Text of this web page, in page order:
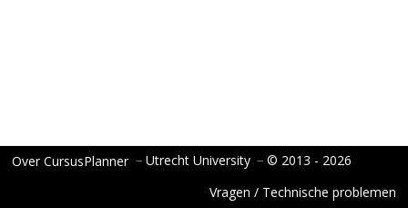
Over CursusPlanner − Utrecht University − © 2013 - 2026
Vragen / Technische problemen